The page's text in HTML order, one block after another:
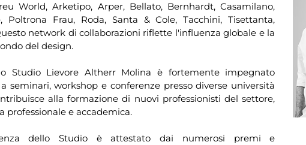
World, Arketipo, Arper, Bellato, Bernhardt, Casamilano,
Poltrona Frau, Roda, Santa & Cole, Tacchini, Tisettanta,
network di collaborazioni riflette l'influenza globale e la
del design.
Studio Lievore Altherr Molina è fortemente impegnato
seminari, workshop e conferenze presso diverse università
alla formazione di nuovi professionisti del settore,
professionale e accademica.
dello Studio è attestato dai numerosi premi e